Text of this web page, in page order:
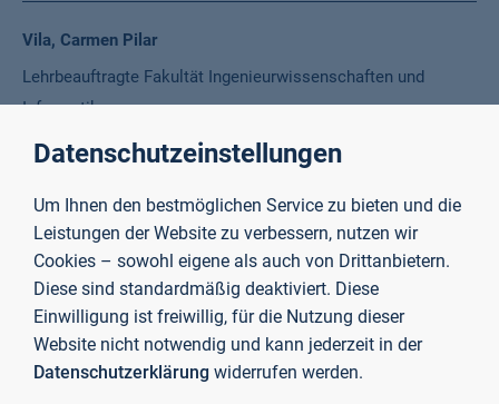
Vila, Carmen Pilar
Lehrbeauftragte Fakultät Ingenieurwissenschaften und
Informatik
+49 6021 4206 0
Vilic Haluska, Elizabeth
Mitarbeiterin Studienbüro
+49 6021 4206 428
Raum C01/01/104
elizabeth.vilichaluska@th-ab.de
Datenschutzeinstellungen
Um Ihnen den bestmöglichen Service zu bieten und die
Leistungen der Website zu verbessern, nutzen wir
Cookies – sowohl eigene als auch von Drittanbietern.
Diese sind standardmäßig deaktiviert. Diese
Einwilligung ist freiwillig, für die Nutzung dieser
Website nicht notwendig und kann jederzeit in der
Datenschutzerklärung widerrufen werden.